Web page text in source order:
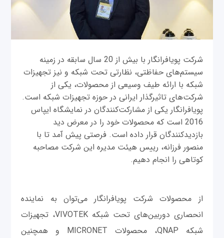
شرکت پويافرانگار با بیش از 20 سال سابقه در زمينه
سيستم‌های حفاظتی، نظارتی تحت شبکه و نيز تجهيزات
شبکه با ارائه طيف وسيعی از محصولات، یکی از
شرکت‌های تاثیرگذار ایرانی در حوزه تجهیزات شبکه است.
پویافرانگار یکی از مشارکت‌کنندگان در نمایشگاه ایپاس
2016 است که محصولات خود را در معرض دید
بازدیدکنندگان قرار داده است. فرصتی پیش آمد تا با
منصور فرزانه، رییس هیئت مدیره این شرکت مصاحبه
کوتاهی را انجام دهیم.
از محصولات شرکت پویافرانگار می‌توان به نماينده
انحصاری دوربين‌های تحت شبکه VIVOTEK، تجهیزات
شبکه QNAP، محصولات MICRONET و همچنین